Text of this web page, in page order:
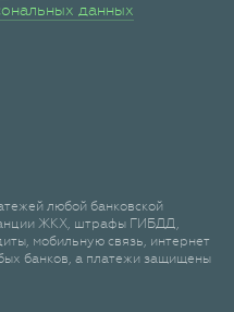
данных
любой банковской
ЖКХ, штрафы ГИБДД,
мобильную связь, интернет
банков, а платежи защищены